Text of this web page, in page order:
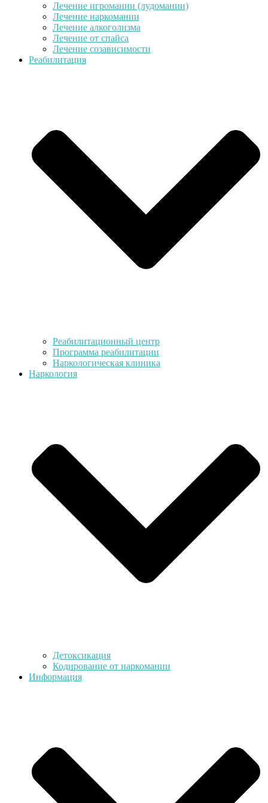
Лечение игромании (лудомании)
Лечение наркомании
Лечение алкоголизма
Лечение от спайса
Лечение созависимости
Реабилитация
Реабилитационный центр
Программа реабилитации
Наркологическая клиника
Наркология
Детоксикация
Кодирование от наркомании
Информация